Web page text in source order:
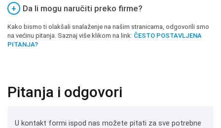
+
Da li mogu naručiti preko firme?
Kako bismo ti olakšali snalaženje na našim stranicama, odgovorili smo
na većinu pitanja. Saznaj više klikom na link: ČESTO POSTAVLJENA
PITANJA?
Pitanja i odgovori
U kontakt formi ispod nas možete pitati za sve potrebne